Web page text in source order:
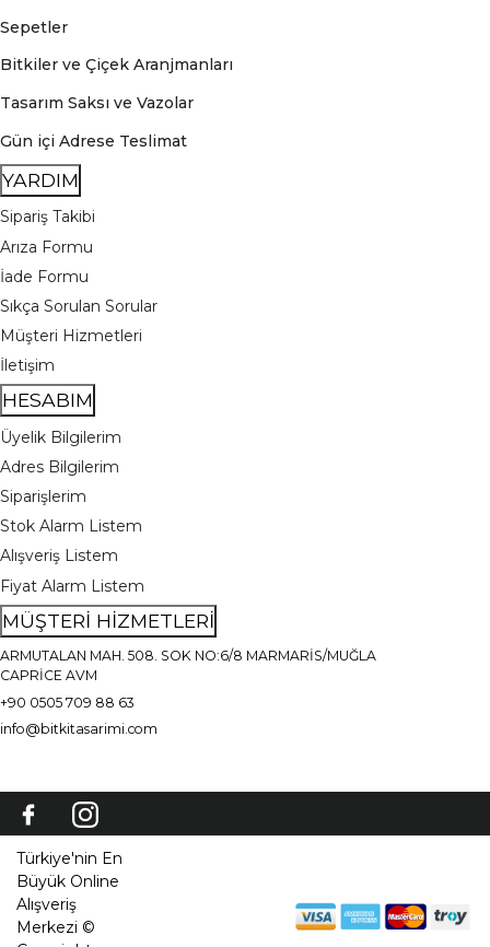
Sepetler
Bitkiler ve Çiçek Aranjmanları
Tasarım Saksı ve Vazolar
Gün içi Adrese Teslimat
YARDIM
Sipariş Takibi
Arıza Formu
İade Formu
Sıkça Sorulan Sorular
Müşteri Hizmetleri
İletişim
HESABIM
Üyelik Bilgilerim
Adres Bilgilerim
Siparişlerim
Stok Alarm Listem
Alışveriş Listem
Fiyat Alarm Listem
MÜŞTERİ HİZMETLERİ
ARMUTALAN MAH. 508. SOK NO:6/8 MARMARİS/MUĞLA
CAPRİCE AVM
+90 0505 709 88 63
info@bitkitasarimi.com
Türkiye'nin En
Büyük Online
Alışveriş
Merkezi ©